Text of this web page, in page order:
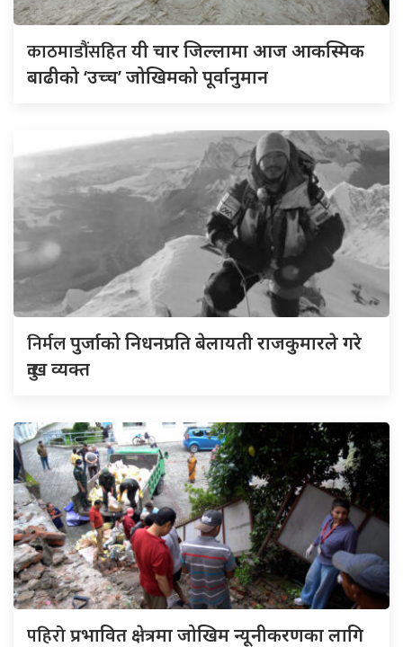
काठमाडौंसहितयी चार जिल्लामा आज आकस्मिक
बाढीको ‘उच्च’ जोखिमको पूर्वानुमान
निर्मलपुर्जाको निधनप्रति बेलायती राजकुमारले गरे
दुःख व्यक्त
पहिरोप्रभावित क्षेत्रमा जोखिम न्यूनीकरणका लागि